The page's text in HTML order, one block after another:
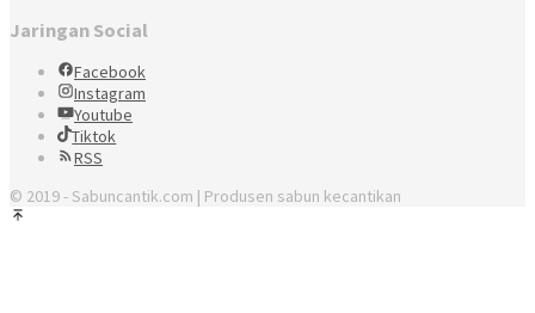
Jaringan Social
Facebook
Instagram
Youtube
Tiktok
RSS
© 2019 - Sabuncantik.com | Produsen sabun kecantikan